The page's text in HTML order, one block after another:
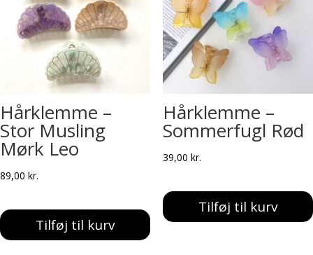
Hårklemme –
Stor Musling
Mørk Leo
89,00 kr.
Tilføj til kurv
Hårklemme –
Sommerfugl Rød
39,00 kr.
Tilføj til kurv